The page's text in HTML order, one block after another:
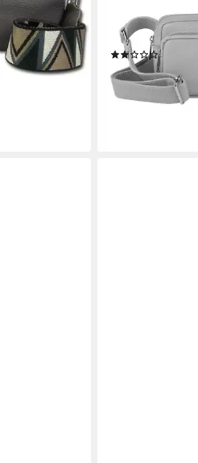
Made-In
bei dir
Handytasche,
Bodybag,
(1)
62,95 € UVP
-30%
lieferbar - in 2-3